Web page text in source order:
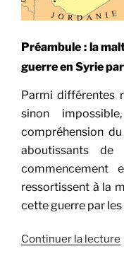
Préambule : la
guerre en Syrie
Parmi différentes
sinon
compréhension
aboutissants
ressortissent à la
cette guerre par
Continuer la lecture